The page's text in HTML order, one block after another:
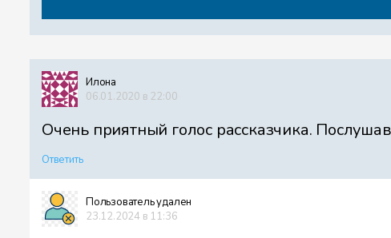
Илона
06.01.2020 в 22:00
Очень приятный голос рассказчика.
Ответить
Пользователь удален
23.12.2024 в 11:36